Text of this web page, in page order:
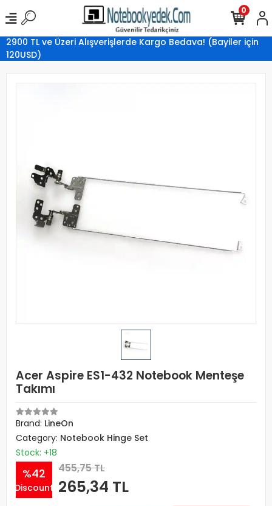
2900 TL ve Üzeri Alışverişlerde Kargo Bedava! (Bayiler için
120USD)
0
Acer Aspire ES1-432 Notebook Menteşe
Takımı
Brand: LineOn
Category: Notebook Hinge Set
Stock: +18
%42
Discount
455,75 TL
265,34 TL